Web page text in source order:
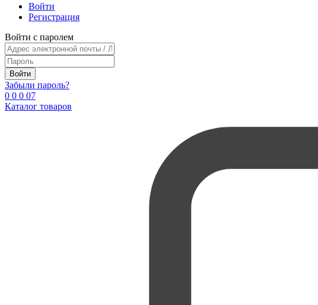
Войти
Регистрация
Войти с паролем
Войти
Забыли пароль?
0 0 0 07
Каталог товаров